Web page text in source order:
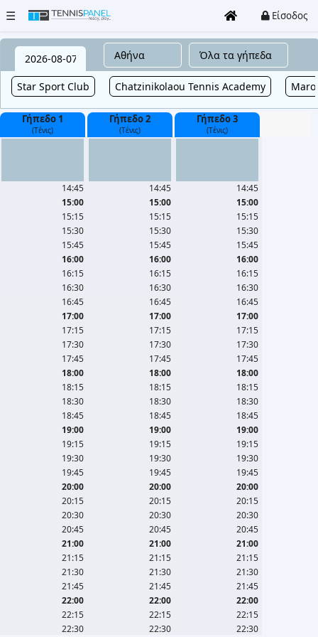
☰ Είσοδος
Όλα
Clubs
Star Sport Club Chatzinikolaou Tennis Academy
Γήπεδο 1
(Τένις)
Γήπεδο 2
(Τένις)
Γήπεδο 3
(Τένις)
14:45
15:00
15:15
15:30
15:45
16:00
16:15
16:30
16:45
17:00
17:15
17:30
17:45
18:00
18:15
18:30
18:45
19:00
19:15
19:30
19:45
20:00
20:15
20:30
20:45
21:00
21:15
21:30
21:45
22:00
22:15
22:30
14:45
15:00
15:15
15:30
15:45
16:00
16:15
16:30
16:45
17:00
17:15
17:30
17:45
18:00
18:15
18:30
18:45
19:00
19:15
19:30
19:45
20:00
20:15
20:30
20:45
21:00
21:15
21:30
21:45
22:00
22:15
22:30
14:45
15:00
15:15
15:30
15:45
16:00
16:15
16:30
16:45
17:00
17:15
17:30
17:45
18:00
18:15
18:30
18:45
19:00
19:15
19:30
19:45
20:00
20:15
20:30
20:45
21:00
21:15
21:30
21:45
22:00
22:15
22:30